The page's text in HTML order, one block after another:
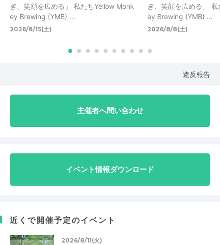
ぎ、笑顔を広める」 私たちYellow Monk
ey Brewing (YMB) ...
2026/8/15(土)
ぎ、笑顔を広める」
ey Brewing (YMB) ...
2026/8/8(土)
違反報告
主催者へ問い合わせ
イベント情報ダウンロード
近くで開催予定のイベント
2026/8/11(火)